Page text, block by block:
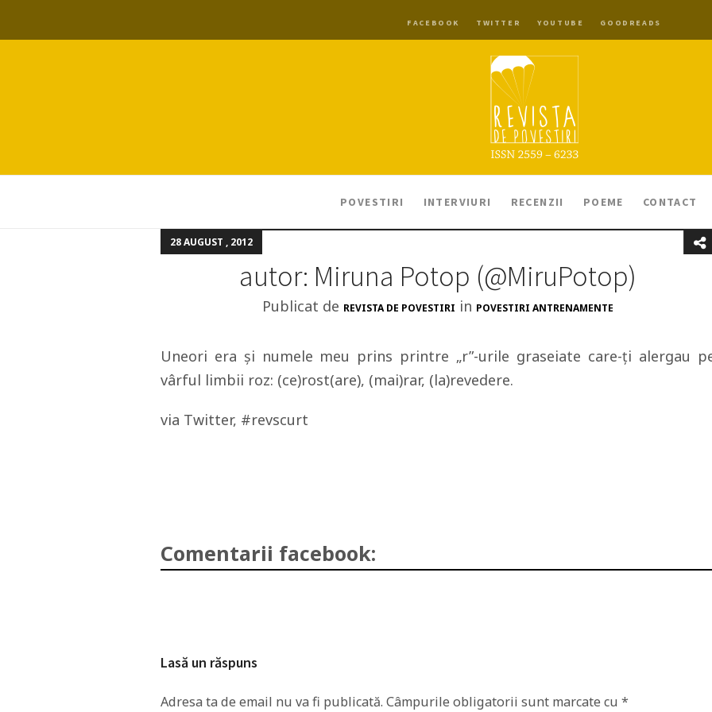
FACEBOOK TWITTER YOUTUBE GOODREADS
POVESTIRI INTERVIURI RECENZII POEME CONTACT
28 AUGUST , 2012
autor: Miruna Potop (@MiruPotop)
Publicat de REVISTA DE POVESTIRI in POVESTIRI ANTRENAMENTE
Uneori era şi numele meu prins printre „r”-urile graseiate care-ţi alergau
vârful limbii roz: (ce)rost(are), (mai)rar, (la)revedere.
via Twitter, #revscurt
Comentarii facebook:
Lasă un răspuns
Adresa ta de email nu va fi publicată. Câmpurile obligatorii sunt marcate cu *